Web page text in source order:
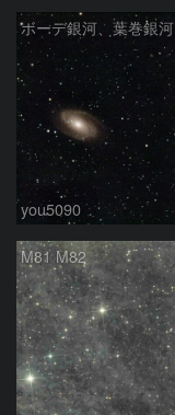
ボーデ銀河、葉巻銀河
you5090
M81 M82